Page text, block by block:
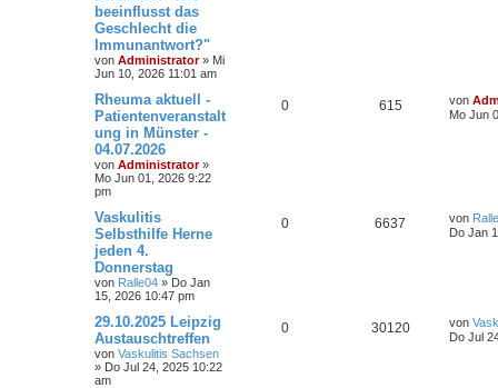
beeinflusst das
Geschlecht die
Immunantwort?"
von Administrator» Mi
Jun 10, 2026 11:01 am
Rheuma aktuell -
Patientenveranstalt
ung in Münster -
04.07.2026
von Administrator»
Mo Jun 01, 2026 9:22
pm
0 615 von
Mo Jun
Vaskulitis
Selbsthilfe Herne
jeden 4.
Donnerstag
von Ralle04 » Do Jan
15, 2026 10:47 pm
0 6637 von
Do Jan
29.10.2025 Leipzig
Austauschtreffen
von Vaskulitis Sachsen
» Do Jul 24, 2025 10:22
am
0 30120 von
Do Jul